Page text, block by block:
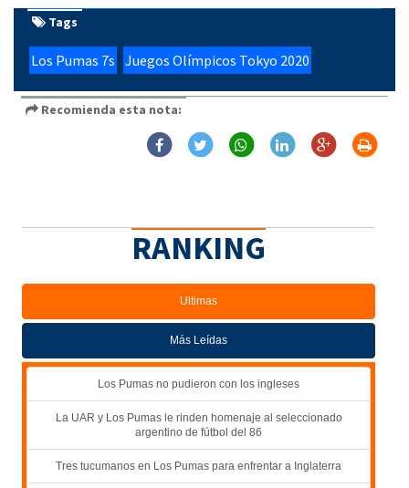
Tags
Los Pumas 7s Juegos Olímpicos Tokyo 2020
Recomienda esta nota:
RANKING
Ultimas
Más Leídas
Los Pumas no pudieron con los ingleses
La UAR y Los Pumas le rinden homenaje al seleccionado
argentino de fútbol del 86
Tres tucumanos en Los Pumas para enfrentar a Inglaterra